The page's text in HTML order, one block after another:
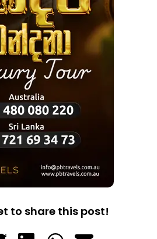
to share this post!